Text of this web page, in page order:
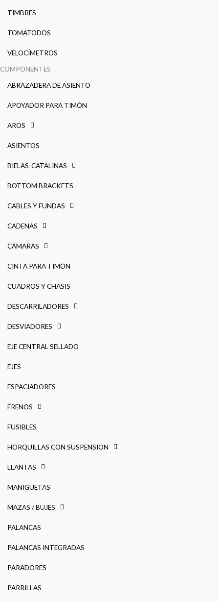
TIMBRES
TOMATODOS
VELOCÍMETROS
COMPONENTES
ABRAZADERA DE ASIENTO
APOYADOR PARA TIMÓN
AROS
ASIENTOS
BIELAS-CATALINAS
BOTTOM BRACKETS
CABLES Y FUNDAS
CADENAS
CÁMARAS
CINTA PARA TIMÓN
CUADROS Y CHASIS
DESCARRILADORES
DESVIADORES
EJE CENTRAL SELLADO
EJES
ESPACIADORES
FRENOS
FUSIBLES
HORQUILLAS CON SUSPENSION
LLANTAS
MANIGUETAS
MAZAS / BUJES
PALANCAS
PALANCAS INTEGRADAS
PARADORES
PARRILLAS